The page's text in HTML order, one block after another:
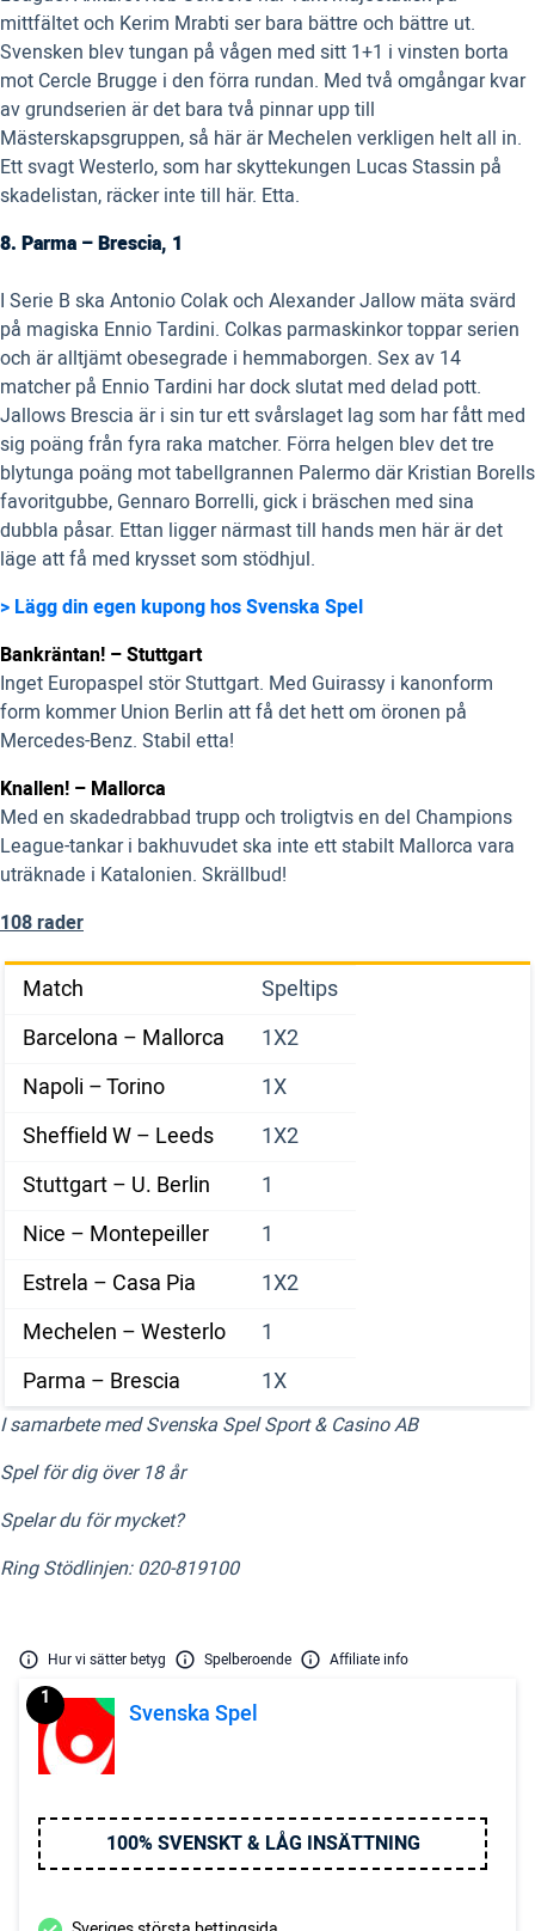
mittfältet och Kerim Mrabti ser bara bättre och bättre ut.
Svensken blev tungan på vågen med sitt 1+1 i vinsten borta
mot Cercle Brugge i den förra rundan. Med två omgångar kvar
av grundserien är det bara två pinnar upp till
Mästerskapsgruppen, så här är Mechelen verkligen helt all in.
Ett svagt Westerlo, som har skyttekungen Lucas Stassin på
skadelistan, räcker inte till här. Etta.
8. Parma – Brescia, 1
I Serie B ska Antonio Colak och Alexander Jallow mäta svärd
på magiska Ennio Tardini. Colkas parmaskinkor toppar serien
och är alltjämt obesegrade i hemmaborgen. Sex av 14
matcher på Ennio Tardini har dock slutat med delad pott.
Jallows Brescia är i sin tur ett svårslaget lag som har fått med
sig poäng från fyra raka matcher. Förra helgen blev det tre
blytunga poäng mot tabellgrannen Palermo där Kristian Borells
favoritgubbe, Gennaro Borrelli, gick i bräschen med sina
dubbla påsar. Ettan ligger närmast till hands men här är det
läge att få med krysset som stödhjul.
> Lägg din egen kupong hos Svenska Spel
Bankräntan! – Stuttgart
Inget Europaspel stör Stuttgart. Med Guirassy i kanonform
form kommer Union Berlin att få det hett om öronen på
Mercedes-Benz. Stabil etta!
Knallen! – Mallorca
Med en skadedrabbad trupp och troligtvis en del Champions
League-tankar i bakhuvudet ska inte ett stabilt Mallorca vara
uträknade i Katalonien. Skrällbud!
108 rader
Match
Speltips
Barcelona – Mallorca
1X2
Napoli – Torino
1X
Sheffield W – Leeds
1X2
Stuttgart – U. Berlin
1
Nice – Montepeiller
1
Estrela – Casa Pia
1X2
Mechelen – Westerlo
1
Parma – Brescia
1X
I samarbete med Svenska Spel Sport & Casino AB
Spel för dig över 18 år
Spelar du för mycket?
Ring Stödlinjen: 020-819100
Hur vi sätter betyg Spelberoende Affiliate info
Svenska Spel
1
100% SVENSKT & LÅG INSÄTTNING